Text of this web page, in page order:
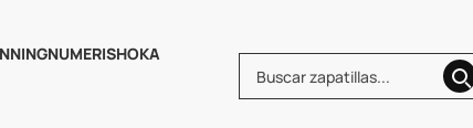
NUMERISHOKA